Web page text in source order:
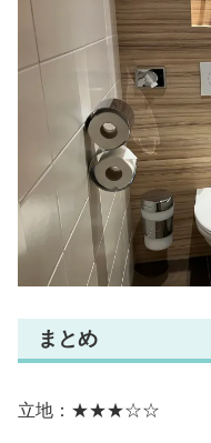
まとめ
立地：★★★☆☆